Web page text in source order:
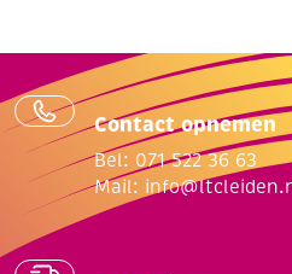
Contact opnemen
Bel: 071 522 36 63
Mail: